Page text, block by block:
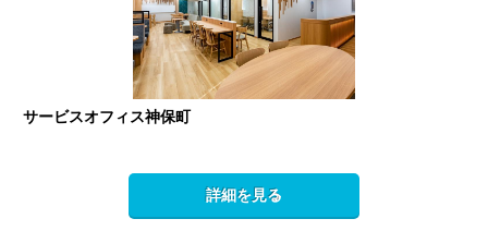
サービスオフィス神保町
詳細を見る